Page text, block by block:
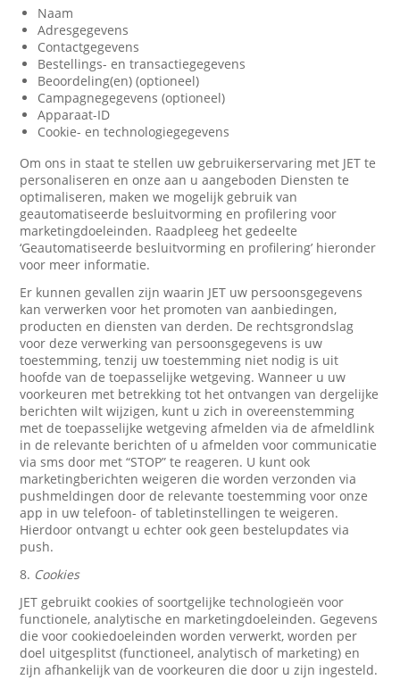
Naam
Adresgegevens
Contactgegevens
Bestellings- en transactiegegevens
Beoordeling(en) (optioneel)
Campagnegegevens (optioneel)
Apparaat-ID
Cookie- en technologiegegevens
Om ons in staat te stellen uw gebruikerservaring met JET te
personaliseren en onze aan u aangeboden Diensten te
optimaliseren, maken we mogelijk gebruik van
geautomatiseerde besluitvorming en profilering voor
marketingdoeleinden. Raadpleeg het gedeelte
‘Geautomatiseerde besluitvorming en profilering’ hieronder
voor meer informatie.
Er kunnen gevallen zijn waarin JET uw persoonsgegevens
kan verwerken voor het promoten van aanbiedingen,
producten en diensten van derden. De rechtsgrondslag
voor deze verwerking van persoonsgegevens is uw
toestemming, tenzij uw toestemming niet nodig is uit
hoofde van de toepasselijke wetgeving. Wanneer u uw
voorkeuren met betrekking tot het ontvangen van dergelijke
berichten wilt wijzigen, kunt u zich in overeenstemming
met de toepasselijke wetgeving afmelden via de afmeldlink
in de relevante berichten of u afmelden voor communicatie
via sms door met “STOP” te reageren. U kunt ook
marketingberichten weigeren die worden verzonden via
pushmeldingen door de relevante toestemming voor onze
app in uw telefoon- of tabletinstellingen te weigeren.
Hierdoor ontvangt u echter ook geen bestelupdates via
push.
8. Cookies
JET gebruikt cookies of soortgelijke technologieën voor
functionele, analytische en marketingdoeleinden. Gegevens
die voor cookiedoeleinden worden verwerkt, worden per
doel uitgesplitst (functioneel, analytisch of marketing) en
zijn afhankelijk van de voorkeuren die door u zijn ingesteld.